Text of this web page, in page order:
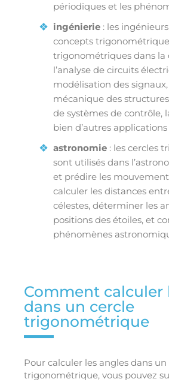
périodiques et les
ingénierie : les
concepts
trigonométriques dans la
l’analyse de circuits
modélisation des
mécanique des
de systèmes de contrôle,
bien d’autres applications
astronomie : les cercles
sont utilisés dans
et prédire les
calculer les distances
célestes, déterminer les
positions des étoiles, et
phénomènes
Comment calculer
dans un cercle
trigonométrique
Pour calculer les angles dans un
trigonométrique, vous pouvez